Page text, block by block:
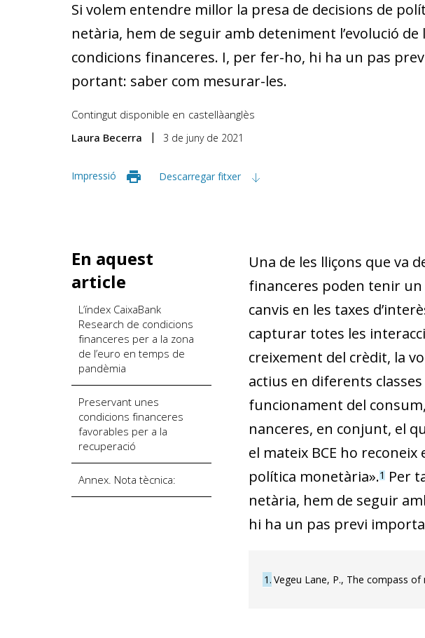
Si vo­­lem entendre millor la presa de decisions de
netària, hem de seguir amb deteniment l’evolució de
condicions financeres. I, per fer-ho, hi ha un pas
portant: saber com mesurar-les.
Contingut disponible en castellàanglès
Laura Becerra
3 de juny de 2021
Impressió Descarregar fitxer
En aquest
article
L’índex CaixaBank
Research de condicions
financeres per a la zona
de l’euro en temps de
pandèmia
Preservant unes
condicions financeres
favorables per a la
recuperació
Annex. Nota tècnica:
Una de les lliçons que va
financeres poden tenir un
canvis en les taxes
capturar totes les
creixement del crèdit, la
actius en diferents
funcionament del
nanceres, en conjunt, el
el mateix BCE ho
política monetària».1Per
netària, hem de seguir
hi ha un pas previ
1 Vegeu Lane, P., The compass